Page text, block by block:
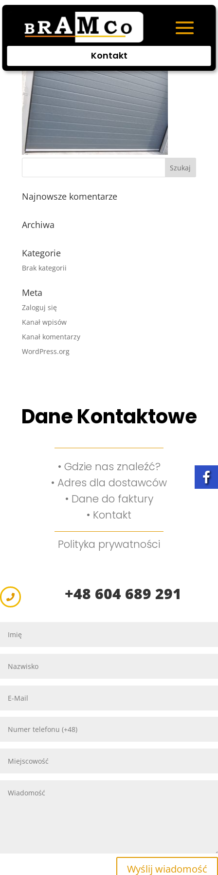
Kontakt
segmentowa4
Najnowsze komentarze
Archiwa
Kategorie
Brak kategorii
Meta
Zaloguj się
Kanał wpisów
Kanał komentarzy
WordPress.org
Dane Kontaktowe
• Gdzie nas znaleźć?
• Adres dla dostawców
• Dane do faktury
• Kontakt
Polityka prywatności
 +48 604 689 291
Wyślij wiadomość